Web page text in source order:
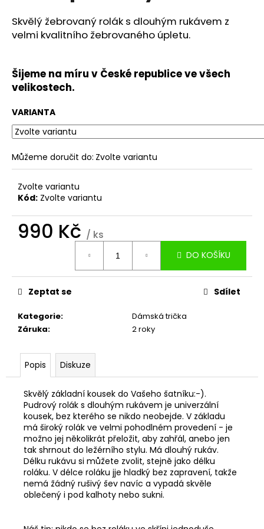
Skvělý žebrovaný rolák s dlouhým rukávem z
velmi kvalitního žebrovaného úpletu.
Šijeme na míru v České republice ve všech
velikostech.
VARIANTA
Můžeme doručit do: Zvolte variantu
Zvolte variantu
Kód: Zvolte variantu
990 Kč / ks
DO KOŠÍKU
Kategorie:
Dámská trička
Záruka: 2 roky
Zeptat se Sdílet
Popis Diskuze
Skvělý základní kousek do Vašeho šatníku:-).
Pudrový rolák s dlouhým rukávem je univerzální
kousek, bez kterého se nikdo neobejde. V základu
má široký rolák ve velmi pohodlném provedení - je
možno jej několikrát přeložit, aby zahřál, anebo jen
tak shrnout do ležérního stylu. Má dlouhý rukáv.
Délku rukávu si můžete zvolit, stejně jako délku
roláku. V délce roláku jje hladký bez zapravení, takže
nemá žádný rušivý šev navíc a vypadá skvěle
oblečený i pod kalhoty nebo sukni.
u
j
e
e
DLOUHÁ
SUKNĚ
ROSIE
V
RŮZNÝCH
BARVÁCH
990
Kč